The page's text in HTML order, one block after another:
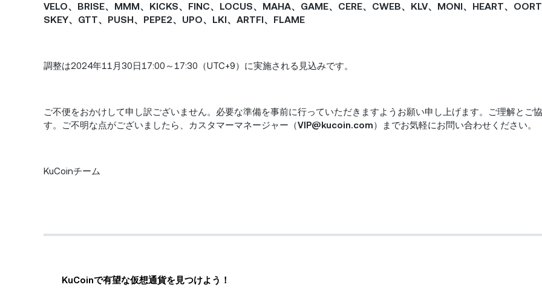
VELO、BRISE、MMM、KICKS、FINC、LOCUS、MAHA、GAME、CERE、CWEB、KLV、MONI、HEART、OORT
SKEY、GTT、PUSH、PEPE2、UPO、LKI、ARTFI、FLAME
調整は2024年11月30日17:00～17:30（UTC+9）に実施される見込みです。
ご不便をおかけして申し訳ございません。必要な準備を事前に行っていただきますようお願い申し上げます。ご理解とご
す。ご不明な点がございましたら、カスタマーマネージャー（VIP@kucoin.com）までお気軽にお問い合わせください。
KuCoinチーム
KuCoinで有望な仮想通貨を見つけよう！